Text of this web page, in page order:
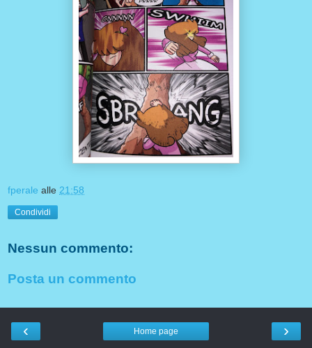
fperale alle 21:58
Condividi
Nessun commento:
Posta un commento
‹ ›
Home page